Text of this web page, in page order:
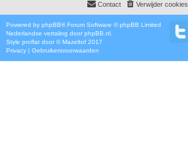
Verwijder cookies
Contact
Powered by phpBB® Forum Software © phpBB Limited
Nederlandse vertaling door phpBB.nl
Style proflat door ©Mazeltof 2017
Privacy | Gebruikersvoorwaarden